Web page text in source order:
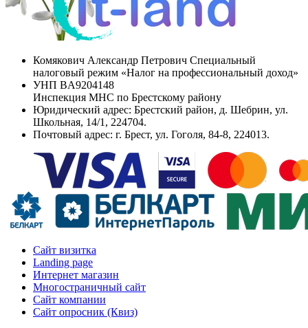
Комякович Александр Петрович Специальный
налоговый режим «Налог на профессиональный доход»
УНП BA9204148
Инспекция МНС по Брестскому району
Юридический адрес: Брестский район, д. Шебрин, ул.
Школьная, 14/1, 224704.
Почтовый адрес: г. Брест, ул. Гоголя, 84-8, 224013.
Сайт визитка
Landing page
Интернет магазин
Многостраничный сайт
Сайт компании
Сайт опросник (Квиз)